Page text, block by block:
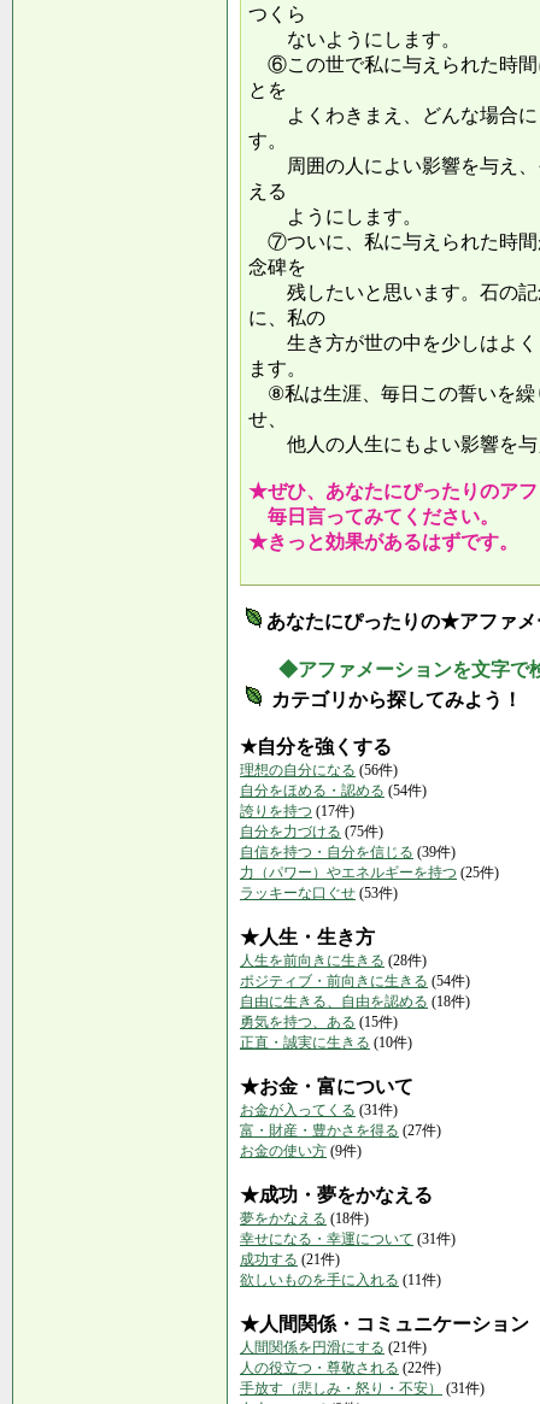
つくら
ないようにします。
⑥この世で私に与えられた時間
とを
よくわきまえ、どんな場合に
す。
周囲の人によい影響を与え、
える
ようにします。
⑦ついに、私に与えられた時間
念碑を
残したいと思います。石の記
に、私の
生き方が世の中を少しはよく
ます。
⑧私は生涯、毎日この誓いを繰
せ、
他人の人生にもよい影響
★ぜひ、あなたにぴったりのア
毎日言ってみてください。
★きっと効果があるはずです。
あなたにぴったりの★アファ
◆アファメーションを文字で
カテゴリから探してみよう！
★自分を強くする
理想の自分になる (56件)
自分をほめる・認める (54件)
誇りを持つ (17件)
自分を力づける (75件)
自信を持つ・自分を信じる (39件)
力（パワー）やエネルギーを持つ (25件)
ラッキーな口ぐせ (53件)
★人生・生き方
人生を前向きに生きる (28件)
ポジティブ・前向きに生きる (54件)
自由に生きる、自由を認める (18件)
勇気を持つ、ある (15件)
正直・誠実に生きる (10件)
★お金・富について
お金が入ってくる (31件)
富・財産・豊かさを得る (27件)
お金の使い方 (9件)
★成功・夢をかなえる
夢をかなえる (18件)
幸せになる・幸運について (31件)
成功する (21件)
欲しいものを手に入れる (11件)
★人間関係・コミュニケーション
人間関係を円滑にする (21件)
人の役立つ・尊敬される (22件)
手放す（悲しみ・怒り・不安）
(31件)